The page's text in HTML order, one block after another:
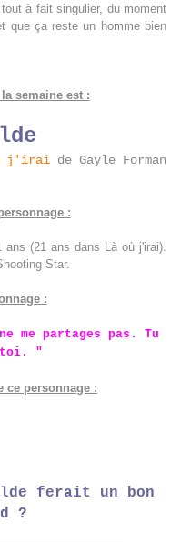
à fait singulier, du moment
que ça reste un homme bien
semaine est :
j'irai de Gayle Forman
:
(21 ans dans Là où j'irai).
Star.
:
me partages pas. Tu
toi. "
ce personnage :
ferait un bon
?